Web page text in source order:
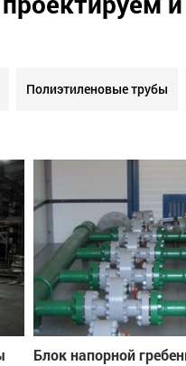
Полиэтиленовые трубы
Блок напорной